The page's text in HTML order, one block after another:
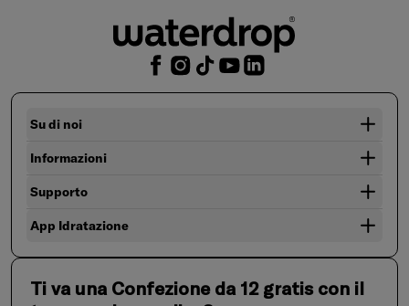
Su di noi
Informazioni
Supporto
App Idratazione
Ti va una Confezione da 12 gratis con il